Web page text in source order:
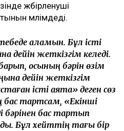
жәбірленуші
мәлімдеді.
қаламын. Бұл істі
дейін жеткізгім келеді.
осының бәрін өзім
дейін жеткізгім
істі аяқта» деген сөз
бас тартсам, «Екінші
бәрінен бас тартып
Бұл хейттің тағы бір